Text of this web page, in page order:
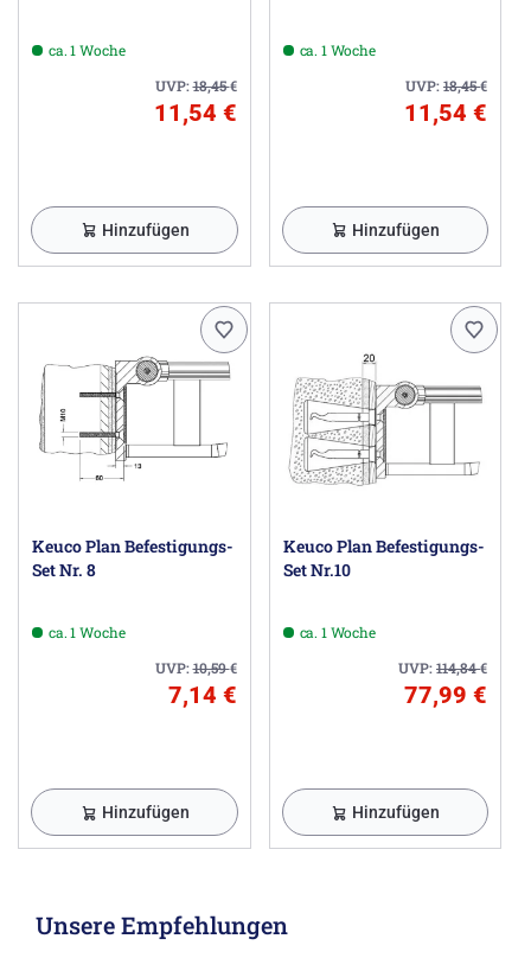
ca. 1 Woche
UVP:18,45€
11,54 €
Hinzufügen
ca. 1 Woche
UVP:18,45€
11,54 €
Hinzufügen
Keuco Plan Befestigungs-
Set Nr. 8
ca. 1 Woche
UVP:10,59€
7,14 €
Hinzufügen
Keuco Plan Befestigungs-
Set Nr.10
ca. 1 Woche
UVP:114,84€
77,99 €
Hinzufügen
Unsere Empfehlungen